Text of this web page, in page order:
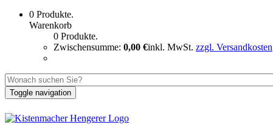
0 Produkte.
Warenkorb
0 Produkte.
Zwischensumme: 0,00 €inkl. MwSt. zzgl. Versandkosten
Toggle navigation